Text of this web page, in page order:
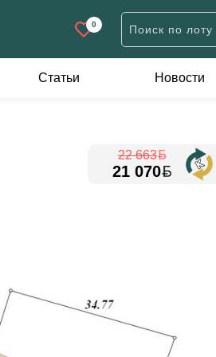
0
Для строительства
Иного назначения
Статьи Новости
22 663
21 070
Курсы НБРБ на
Стоимость недвижимости в валютных
эквивалентах рассчитана на основе
официальных курсов НБ РБ на текущую